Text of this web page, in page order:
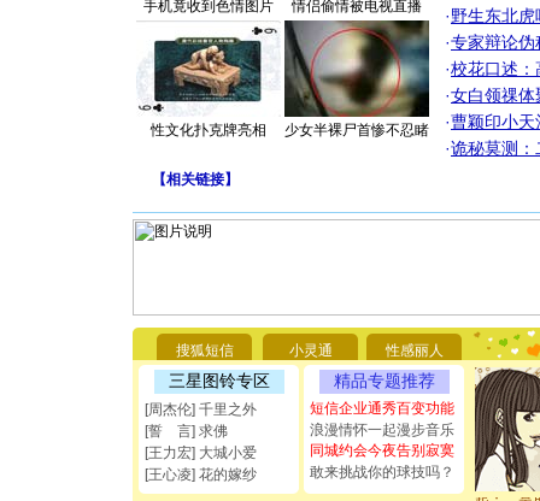
手机竟收到色情图片 情侣偷情被电视直播
性文化扑克牌亮相 少女半裸尸首惨不忍睹
·野生东北
·专家辩论伪
·校花口述：
·女白领祼体
·曹颖印小天
·诡秘莫测：
【相关链接】
搜狐短信 小灵通 性感丽人
三星图铃专区
[周杰伦] 千里之外
[誓 言] 求佛
[王力宏] 大城小爱
[王心凌] 花的嫁纱
精品专题推荐
短信企业通秀百变功能
浪漫情怀一起漫步音乐
同城约会今夜告别寂寞
敢来挑战你的球技吗？
能正大光
都要快乐
[圣诞节]
如意,快
[元旦]看
断电。
你是我专
[元旦]如
起；二是